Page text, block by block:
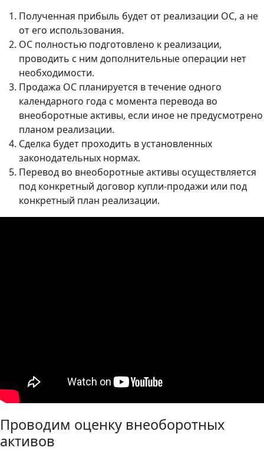
Полученная прибыль будет от реализации ОС, а не
от его использования.
ОС полностью подготовлено к реализации,
проводить с ним дополнительные операции нет
необходимости.
Продажа ОС планируется в течение одного
календарного года с момента перевода во
внеоборотные активы, если иное не предусмотрено
планом реализации.
Сделка будет проходить в установленных
законодательных нормах.
Перевод во внеоборотные активы осуществляется
под конкретный договор купли-продажи или под
конкретный план реализации.
Проводим оценку внеоборотных
активов